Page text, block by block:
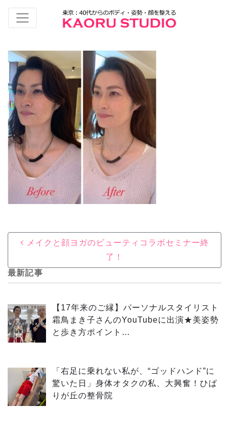
Post navigation
メイクと顔ヨガのビューティコラボセミナー終
了！
最新記事
【17年来のご縁】パーソナルスタイリスト
霜鳥まき子さんのYouTubeに出演★美姿勢
と歩き方ポイント…
「右足に乗れない私が、“ゴッドハンド”に
驚いた日」身体オタクの私、大興奮！ひば
りが丘の整骨院